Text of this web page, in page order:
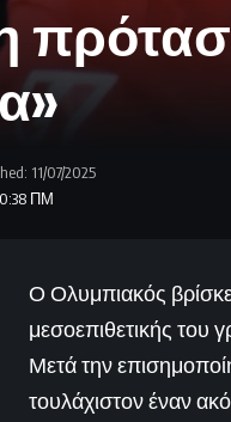
ΠΜ
11/07/2025
Ο Ολυμπιακός
μεσοεπιθετικής του
Μετά την
τουλάχιστον έναν